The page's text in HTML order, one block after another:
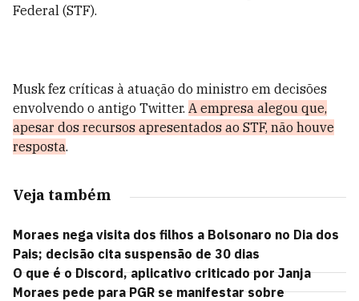
Federal (STF).
Musk fez críticas à atuação do ministro em decisões
envolvendo o antigo Twitter. A empresa alegou que,
apesar dos recursos apresentados ao STF, não houve
resposta.
Veja também
Moraes nega visita dos filhos a Bolsonaro no Dia dos
Pais; decisão cita suspensão de 30 dias
O que é o Discord, aplicativo criticado por Janja
Moraes pede para PGR se manifestar sobre